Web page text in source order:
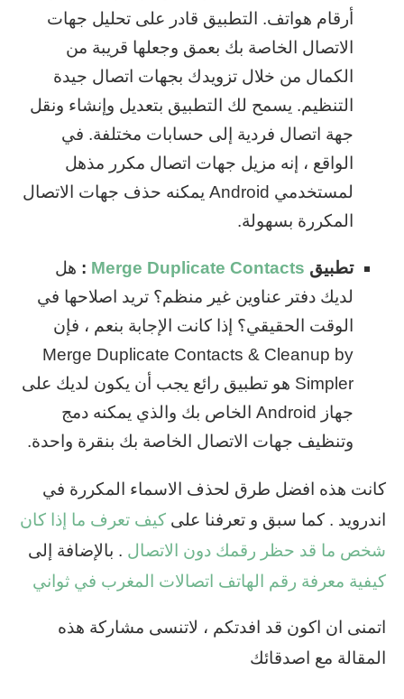
أرقام هواتف. التطبيق قادر على تحليل جهات
الاتصال الخاصة بك بعمق وجعلها قريبة من
الكمال من خلال تزويدك بجهات اتصال جيدة
التنظيم. يسمح لك التطبيق بتعديل وإنشاء ونقل
جهة اتصال فردية إلى حسابات مختلفة. في
الواقع ، إنه مزيل جهات اتصال مكرر مذهل
لمستخدمي Android يمكنه حذف جهات الاتصال
المكررة بسهولة.
تطبيق Merge Duplicate Contacts
: هل
لديك دفتر عناوين غير منظم؟ تريد اصلاحها في
الوقت الحقيقي؟ إذا كانت الإجابة بنعم ، فإن
Merge Duplicate Contacts & Cleanup by
Simpler هو تطبيق رائع يجب أن يكون لديك على
جهاز Android الخاص بك والذي يمكنه دمج
وتنظيف جهات الاتصال الخاصة بك بنقرة واحدة.
كانت هذه افضل طرق لحذف الاسماء المكررة في
اندرويد . كما سبق و تعرفنا على كيف تعرف ما إذا كان
شخص ما قد حظر رقمك دون الاتصال . بالإضافة إلى
كيفية معرفة رقم الهاتف اتصالات المغرب في ثواني
اتمنى ان اكون قد افدتكم ، لاتنسى مشاركة هذه
المقالة مع اصدقائك